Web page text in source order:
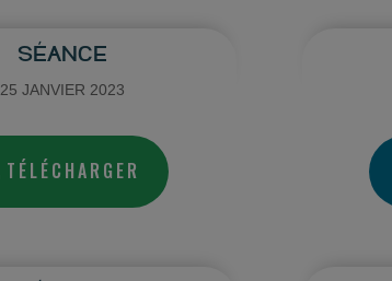
SÉANCE
25 JANVIER 2023
TÉLÉCHARGER